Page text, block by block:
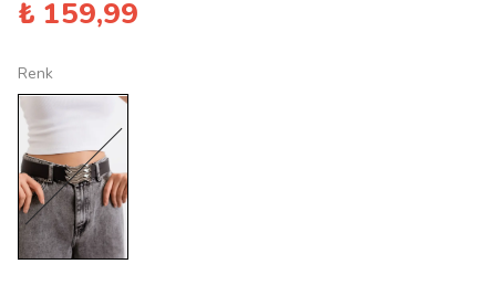
₺ 159,99
Renk